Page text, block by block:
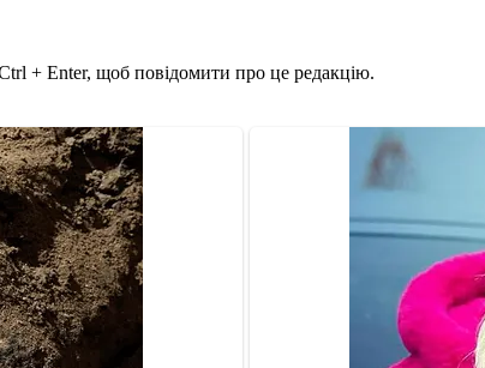
+ Enter, щоб повідомити про це редакцію.